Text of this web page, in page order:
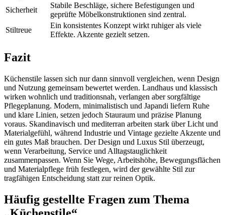
Sicherheit
Stabile Beschläge, sichere Befestigungen und
geprüfte Möbelkonstruktionen sind zentral.
Stiltreue
Ein konsistentes Konzept wirkt ruhiger als viele
Effekte. Akzente gezielt setzen.
Fazit
Küchenstile lassen sich nur dann sinnvoll vergleichen, wenn Design
und Nutzung gemeinsam bewertet werden. Landhaus und klassisch
wirken wohnlich und traditionsnah, verlangen aber sorgfältige
Pflegeplanung. Modern, minimalistisch und Japandi liefern Ruhe
und klare Linien, setzen jedoch Stauraum und präzise Planung
voraus. Skandinavisch und mediterran arbeiten stark über Licht und
Materialgefühl, während Industrie und Vintage gezielte Akzente und
ein gutes Maß brauchen. Der Design und Luxus Stil überzeugt,
wenn Verarbeitung, Service und Alltagstauglichkeit
zusammenpassen. Wenn Sie Wege, Arbeitshöhe, Bewegungsflächen
und Materialpflege früh festlegen, wird der gewählte Stil zur
tragfähigen Entscheidung statt zur reinen Optik.
Häufig gestellte Fragen zum Thema